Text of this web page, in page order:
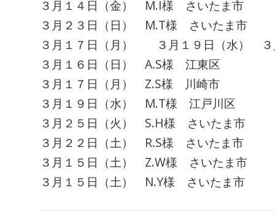
３月１４日（金） M.I様 さいたま市
３月２３日（日） M.T様 さいたま市
３月１７日（月） ３月１９日（水）
３月１６日（日） A.S様 江東区
３月１７日（月） Z.S様 川崎市
３月１９日（水） M.T様 江戸川区
３月２５日（火） S.H様 さいたま市
３月２２日（土） R.S様 さいたま市
３月１５日（土） Z.W様 さいたま市
３月１５日（土） N.Y様 さいたま市